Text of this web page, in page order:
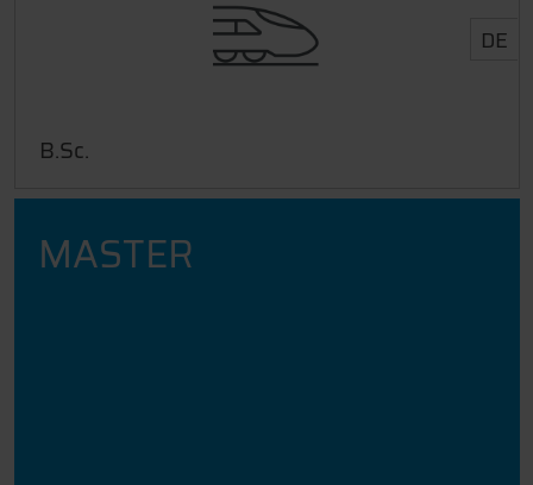
DE
B.Sc.
MASTER